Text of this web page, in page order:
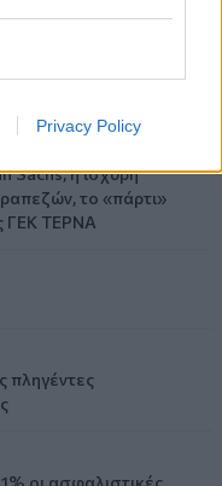
Privacy Policy
Sachs, η ισχυρή
το «πάρτι»
ΓΕΚ ΤΕΡΝΑ
πληγέντες
οι ασφαλιστικές